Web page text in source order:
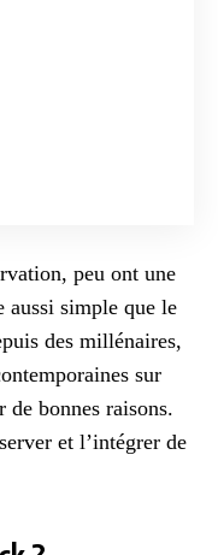
peu ont une
aussi simple que le
des millénaires,
sur
bonnes raisons.
et l’intégrer de